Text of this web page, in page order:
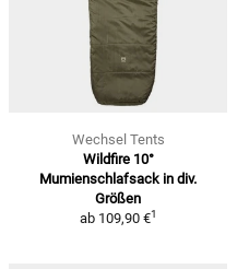
Wechsel Tents
Wildfire 10°
Mumienschlafsack in div.
Größen
ab 109,90 €1